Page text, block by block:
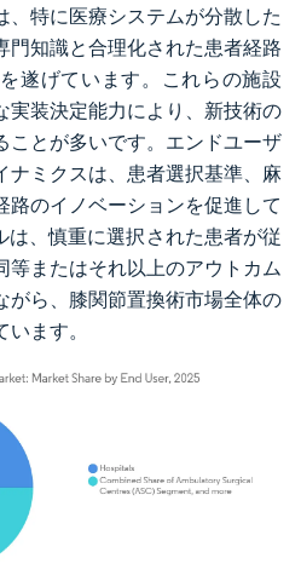
、特に医療システムが分散した
門知識と合理化された患者経路
遂げています。これらの施設
実装決定能力により、新技術の
ことが多いです。エンドユーザ
ナミクスは、患者選択基準、麻
路のイノベーションを促進して
は、慎重に選択された患者が従
等またはそれ以上のアウトカム
がら、膝関節置換術市場全体の
ます。